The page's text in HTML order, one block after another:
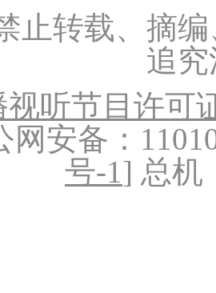
止转载、摘
追
视听节目许可
网安备：
号-1] 总机